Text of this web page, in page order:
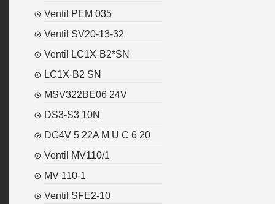
Ventil PEM 035
Ventil SV20-13-32
Ventil LC1X-B2*SN
LC1X-B2 SN
MSV322BE06 24V
DS3-S3 10N
DG4V 5 22A M U C 6 20
Ventil MV110/1
MV 110-1
Ventil SFE2-10